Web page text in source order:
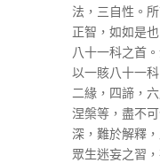
法，三自性。
正智，如如是
八十一科之首
以一賅八十一
二緣，四諦，
涅槃等，盡不
深，難於解釋
眾生迷妄之習